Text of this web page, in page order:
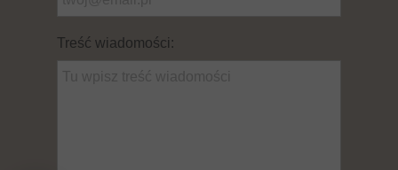
Treść wiadomości: